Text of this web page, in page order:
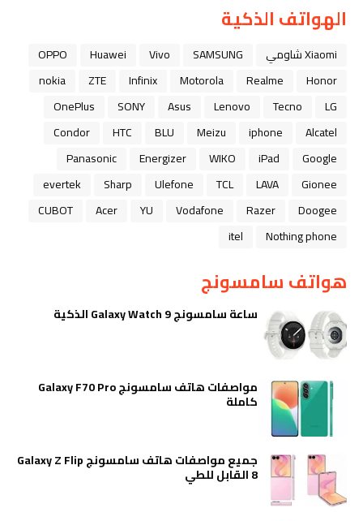
الهواتف الذكية
Xiaomi شاومي SAMSUNG
Vivo
Huawei
OPPO
Honor
Realme
Motorola
Infinix
ZTE
nokia
LG
Tecno
Lenovo
Asus
SONY
OnePlus
Alcatel
iphone
Meizu
BLU
HTC
Condor
Google
iPad
WIKO
Energizer
Panasonic
Gionee
LAVA
TCL
Ulefone
Sharp
evertek
Doogee
Razer
Vodafone
YU
Acer
CUBOT
Nothing phone
itel
هواتف سامسونج
ساعة سامسونج Galaxy Watch 9 الذكية
مواصفات هاتف سامسونج Galaxy F70 Pro
كاملة
جميع مواصفات هاتف سامسونج Galaxy Z Flip
8 القابل للطي